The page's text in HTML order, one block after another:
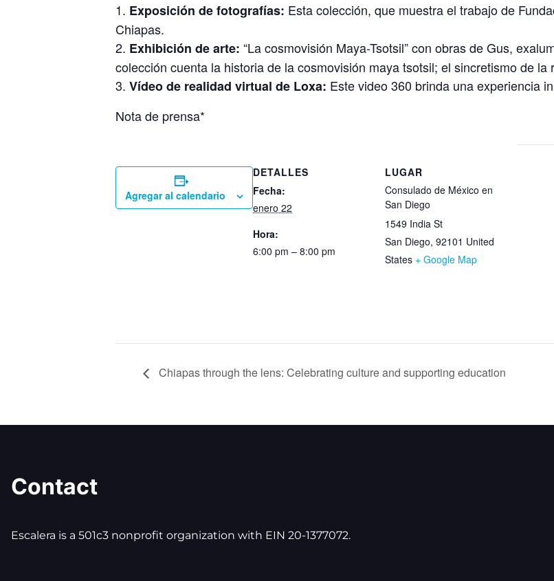
Exposición de fotografías: Esta colección, que muestra el trabajo de
Chiapas.
Exhibición de arte: “La cosmovisión Maya-Tsotsil” con obras de Gus,
colección cuenta la historia de la cosmovisión maya tsotsil; el sincretismo de
Vídeo de realidad virtual de Loxa: Este video 360 brinda una experiencia
Nota de prensa*
Agregar al calendario
DETALLES
Fecha:
enero 22
Hora:
6:00 pm – 8:00 pm
LUGAR
Consulado de México en
San Diego
1549 India St
San Diego, 92101 United
States + Google Map
Chiapas through the lens: Celebrating culture and supporting education
Contact
Escalera is a 501c3 nonprofit organization with EIN 20-1377072.